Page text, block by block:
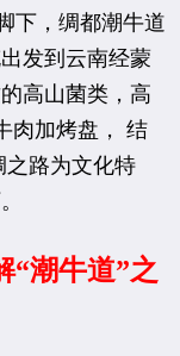
，绸都潮牛道
发到云南经蒙
高山菌类，高
肉加烤盘， 结
之路为文化特
牛道”之